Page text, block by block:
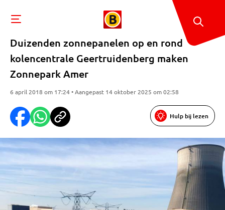
Duizenden zonnepanelen op en rond
kolencentrale Geertruidenberg maken
Zonnepark Amer
6 april 2018 om 17:24 • Aangepast 14 oktober 2025 om 02:58
Hulp bij lezen